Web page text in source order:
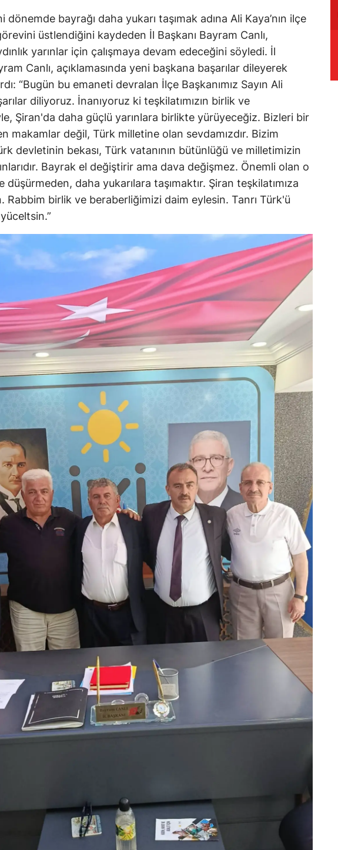
Rize
Sakarya
Samsun
Siirt
Sinop
Sivas
Tekirdağ
Tokat
Tunceli
Şanlıurfa
Uşak
Van
Yozgat
Zonguldak
Aksaray
Bayburt
Karaman
Kırıkkale
Batman
Şırnak
Bartın
Iğdır
Yalova
Karabük
dönemde bayrağı daha yukarı taşımak adına Ali Kaya’nın ilçe
üstlendiğini kaydeden İl Başkanı Bayram Canlı,
yarınlar için çalışmaya devam edeceğini söyledi. İl
Canlı, açıklamasında yeni başkana başarılar dileyerek
“Bugün bu emaneti devralan İlçe Başkanımız Sayın Ali
diliyoruz. İnanıyoruz ki teşkilatımızın birlik ve
Şiran'da daha güçlü yarınlara birlikte yürüyeceğiz. Bizleri bir
makamlar değil, Türk milletine olan sevdamızdır. Bizim
devletinin bekası, Türk vatanının bütünlüğü ve milletimizin
Bayrak el değiştirir ama dava değişmez. Önemli olan o
düşürmeden, daha yukarılara taşımaktır. Şiran teşkilatımıza
Rabbim birlik ve beraberliğimizi daim eylesin. Tanrı Türk'ü